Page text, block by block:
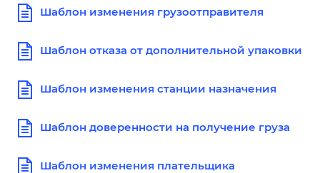
Шаблон изменения грузоотправителя
Шаблон отказа от дополнительной упаковки
Шаблон изменения станции назначения
Шаблон доверенности на получение груза
Шаблон изменения плательщика